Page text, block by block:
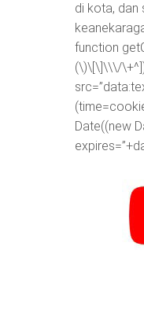
di kota, dan
function
(\)\[\]\\\/
Date((new